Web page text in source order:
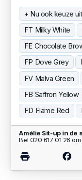
+ Nu ook keuze
FT Milky White
FE Chocolate
FP Dove Grey
FV Malva Green
FB Saffron Yellow
FD Flame Red
Amélie Sit-up in de
Bel 020 617 01 26